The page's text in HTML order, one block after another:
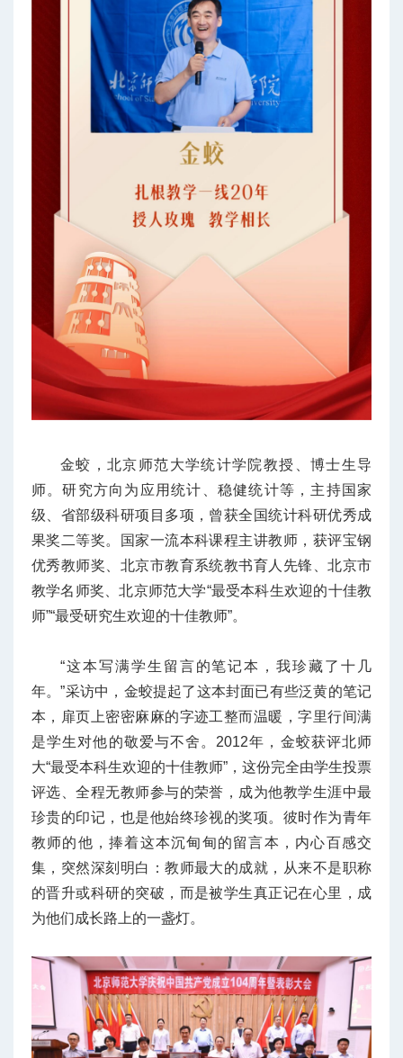
金蛟，北京师范大学统计学院教授、博士生导
师。研究方向为应用统计、稳健统计等，主持国家
级、省部级科研项目多项，曾获全国统计科研优秀成
果奖二等奖。国家一流本科课程主讲教师，获评宝钢
优秀教师奖、北京市教育系统教书育人先锋、北京市
教学名师奖、北京师范大学“最受本科生欢迎的十佳教
师”“最受研究生欢迎的十佳教师”。
“这本写满学生留言的笔记本，我珍藏了十几
年。”采访中，金蛟提起了这本封面已有些泛黄的笔记
本，扉页上密密麻麻的字迹工整而温暖，字里行间满
是学生对他的敬爱与不舍。2012年，金蛟获评北师
大“最受本科生欢迎的十佳教师”，这份完全由学生投票
评选、全程无教师参与的荣誉，成为他教学生涯中最
珍贵的印记，也是他始终珍视的奖项。彼时作为青年
教师的他，捧着这本沉甸甸的留言本，内心百感交
集，突然深刻明白：教师最大的成就，从来不是职称
的晋升或科研的突破，而是被学生真正记在心里，成
为他们成长路上的一盏灯。